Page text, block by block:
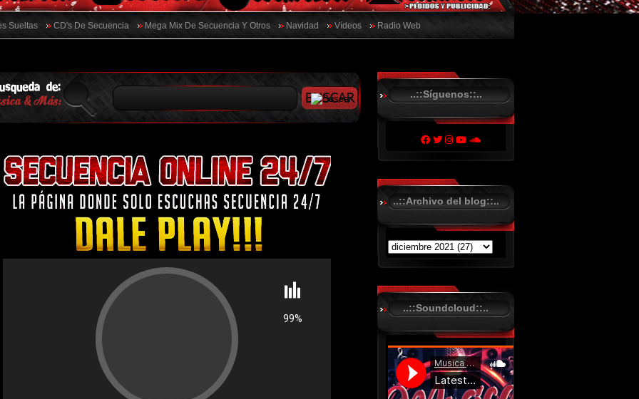
Sueltas CD's De Secuencia Mega Mix De Secuencia Y Otros Navidad Vídeos Radio Web
..::Síguenos::..
..::Archivo del blog::..
..::Soundcloud::..